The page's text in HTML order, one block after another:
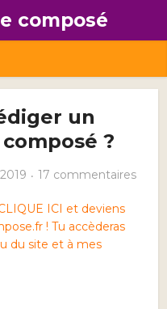
composé
un
?
17 commentaires
ICI et deviens
! Tu accèderas
du site et à mes